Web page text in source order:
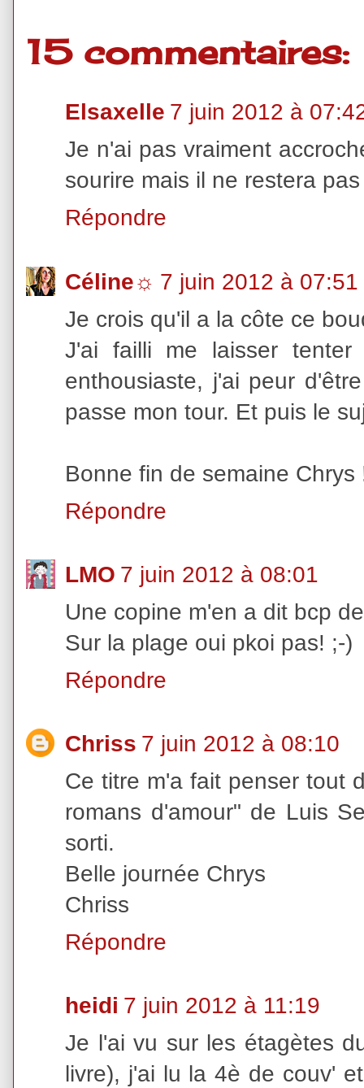
15 commentaires:
Elsaxelle 7 juin 2012 à
Je n'ai pas vraiment
sourire mais il ne restera
Répondre
Céline☼ 7 juin 2012 à 07:51
Je crois qu'il a la côte ce
J'ai failli me laisser
enthousiaste, j'ai peur
passe mon tour. Et puis le
Bonne fin de semaine Chrys
Répondre
LMO 7 juin 2012 à 08:01
Une copine m'en a dit bcp
Sur la plage oui pkoi pas! ;-)
Répondre
Chriss 7 juin 2012 à 08:10
Ce titre m'a fait penser tout
romans d'amour" de Luis
sorti.
Belle journée Chrys
Chriss
Répondre
heidi 7 juin 2012 à 11:19
Je l'ai vu sur les étagètes
livre), j'ai lu la 4è de couv'